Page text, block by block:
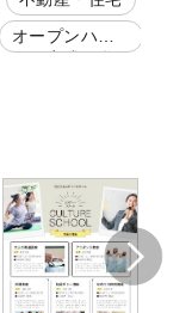
オープンハウ
ス・完成見学